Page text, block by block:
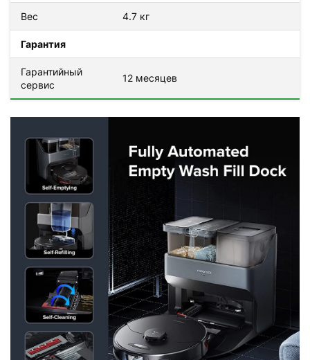
Вес 4.7 кг
Гарантия
Гарантийный
сервис
12 месяцев